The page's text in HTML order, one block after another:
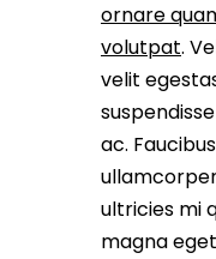
ornare
volutpat.
velit
ac.
ultricies mi
magna